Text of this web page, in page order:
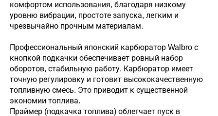
комфортом использования, благодаря низкому
уровню вибрации, простоте запуска, легким и
чрезвычайно прочным материалам.
Профессиональный японский карбюратор Walbro с
кнопкой подкачки обеспечивает ровный набор
оборотов, стабильную работу. Карбюратор имеет
точную регулировку и готовит высококачественную
топливную смесь. Это приводит к существенной
экономии топлива.
Праймер (подкачка топлива) облегчает пуск в